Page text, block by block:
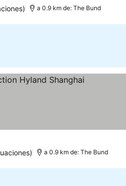
a 0.9 km de: The Bund
a 0.9 km de: The Bund